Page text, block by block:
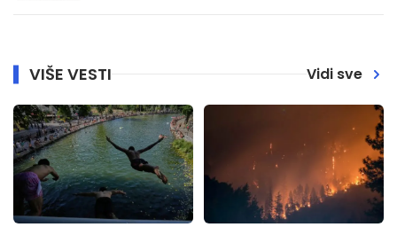
VIŠE VESTI Vidi sve